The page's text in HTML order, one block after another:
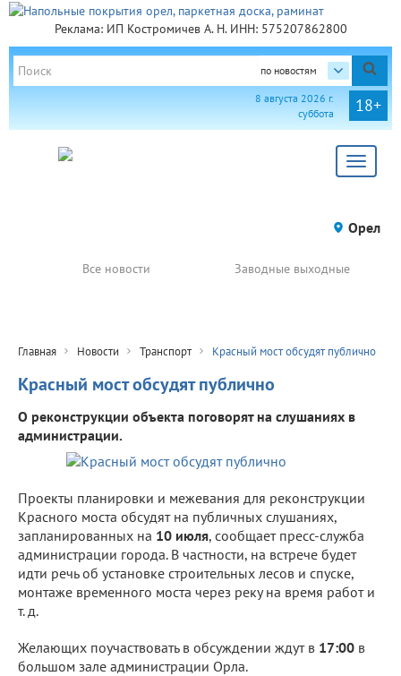
Реклама: ИП Костромичев А. Н. ИНН: 575207862800
по новостям
18+
8 августа 2026 г.
суббота
Toggle
Орел
Все новости Заводные выходные
Главная Новости Транспорт Красный мост обсудят публично
Красный мост обсудят публично
О реконструкции объекта поговорят на слушаниях в
администрации.
Проекты планировки и межевания для реконструкции
Красного моста обсудят на публичных слушаниях,
запланированных на 10 июля, сообщает пресс-служба
администрации города. В частности, на встрече будет
идти речь об установке строительных лесов и спуске,
монтаже временного моста через реку на время работ и
т. д.
Желающих поучаствовать в обсуждении ждут в 17:00 в
большом зале администрации Орла.